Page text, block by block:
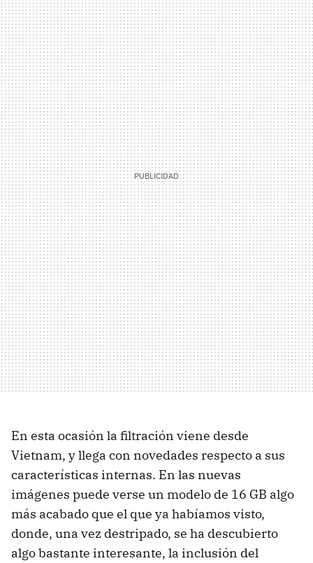
En esta ocasión la filtración viene desde
Vietnam, y llega con novedades respecto a sus
características internas. En las nuevas
imágenes puede verse un modelo de 16 GB algo
más acabado que el que ya habíamos visto,
donde, una vez destripado, se ha descubierto
algo bastante interesante, la inclusión del